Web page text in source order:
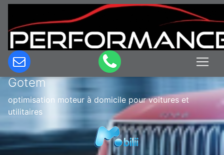
Optimisation & Reprogrammation
moteur à domicile en Belgique à
Gotem
optimisation moteur à domicile pour voitures et
utilitaires